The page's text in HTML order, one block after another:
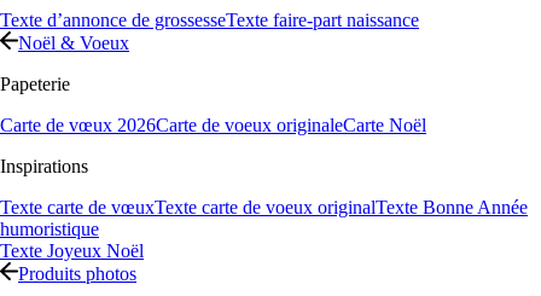
Texte d’annonce de grossesseTexte faire-part naissance
Noël & Voeux
Papeterie
Carte de vœux 2026Carte de voeux originaleCarte Noël
Inspirations
Texte carte de vœuxTexte carte de voeux originalTexte Bonne Année
humoristique
Texte Joyeux Noël
Produits photos